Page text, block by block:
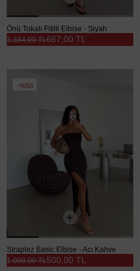
Önü Tokalı Fitilli Elbise - Siyah
667,00 TL
1.334,00 TL
%50
Straplez Basic Elbise - Acı Kahve
500,00 TL
1.000,00 TL